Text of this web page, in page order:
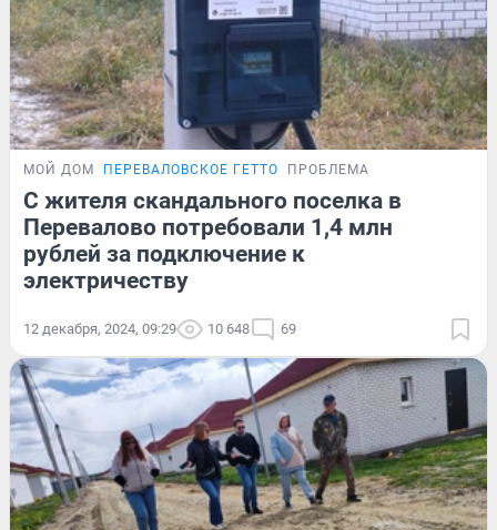
МОЙ ДОМ ПЕРЕВАЛОВСКОЕ ГЕТТО ПРОБЛЕМА
С жителя скандального поселка в
Перевалово потребовали 1,4 млн
рублей за подключение к
электричеству
12 декабря, 2024, 09:29 10 648 69